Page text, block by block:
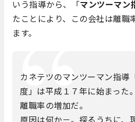
いう指導から、「マンツーマン
たことにより、この会社は離職
ます。
カネテツのマンツーマン指導
度」は平成１７年に始まった
離職率の増加だ。
原因は何か－。探るうちに、